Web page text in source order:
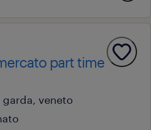
part time
veneto